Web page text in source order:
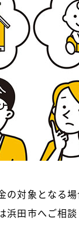
対象となる場
田市へご相談